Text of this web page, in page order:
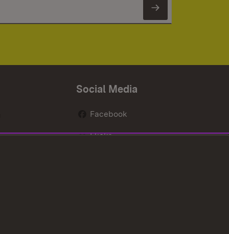
Newsletter
Social Media
Facebook
Flickr